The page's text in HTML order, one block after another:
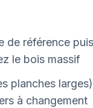
de référence puis
le bois massif
planches
à changement